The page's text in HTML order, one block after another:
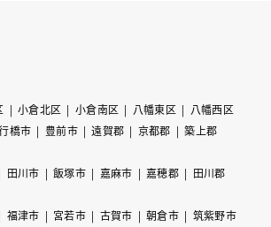
小倉北区 小倉南区 八幡東区
八幡西区
橋市 豊前市 遠賀郡 京都郡
築上郡
田川市 飯塚市 嘉麻市 嘉穂郡
田川郡
福津市 宮若市 古賀市 朝倉市
筑紫野市